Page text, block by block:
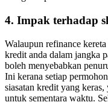
4. Impak terhadap
Walaupun refinance
kredit anda dalam jangka
boleh menyebabkan
Ini kerana setiap
siasatan kredit yang
untuk sementara waktu.